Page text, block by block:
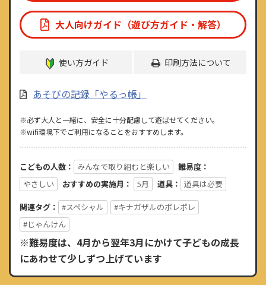
大人向けガイド（遊び方ガイド・解答）
使い方ガイド 印刷方法について
あそびの記録「やるっ帳」
※必ず大人と一緒に、安全に十分配慮して遊ばせてください。
※wifi環境下でご利用になることをおすすめします。
こどもの人数： みんなで取り組むと楽しい
難易度：
やさしい
おすすめの実施月： 5月 道具： 道具は必要
関連タグ： #スペシャル
#キナガザルのポレポレ
#じゃんけん
※難易度は、4月から翌年3月にかけて子どもの成長
にあわせて少しずつ上げています